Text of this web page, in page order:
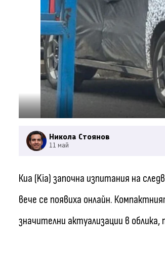
Никола Стоянов
11 май
Киа (Kia) започна изпитания на
вече се появиха онлайн.
значителни актуализации в